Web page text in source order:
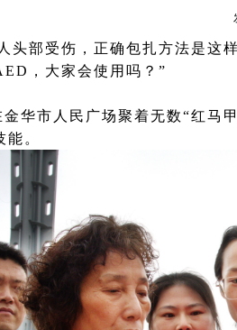
头部受伤，正确包扎方法是
，大家会使用吗？”
华市人民广场聚着无数“红马
。